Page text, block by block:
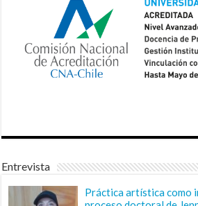
Entrevista
Práctica artística como